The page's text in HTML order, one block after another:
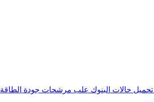
تحميل حالات البنوك علب مرشحات جودة الطاقة